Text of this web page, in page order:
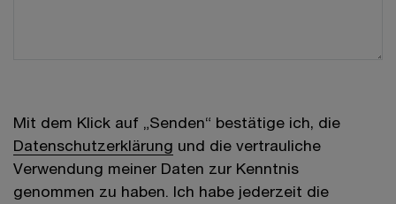
Mit dem Klick auf „Senden“ bestätige ich, die
Datenschutzerklärung und die vertrauliche
Verwendung meiner Daten zur Kenntnis
genommen zu haben. Ich habe jederzeit die